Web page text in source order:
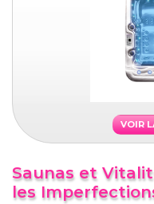
VOIR
Saunas et
les